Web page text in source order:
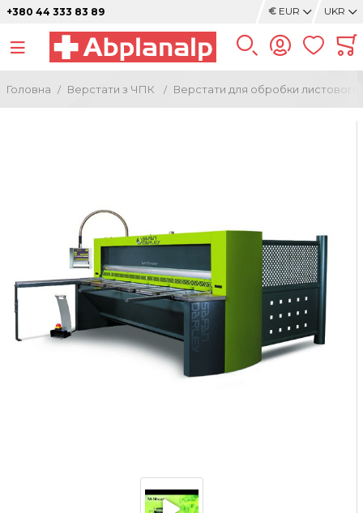
+380 44 333 83 89 € EUR UKR
Головна Верстати з ЧПК Верстати для обробки